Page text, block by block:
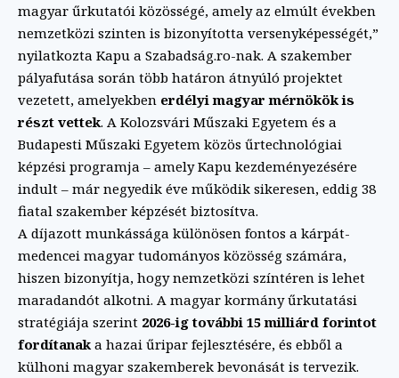
magyar űrkutatói közösségé, amely az elmúlt években
nemzetközi szinten is bizonyította versenyképességét,”
nyilatkozta Kapu a Szabadság.ro-nak. A szakember
pályafutása során több határon átnyúló projektet
vezetett, amelyekben erdélyi magyar mérnökök is
részt vettek. A Kolozsvári Műszaki Egyetem és a
Budapesti Műszaki Egyetem közös űrtechnológiai
képzési programja – amely Kapu kezdeményezésére
indult – már negyedik éve működik sikeresen, eddig 38
fiatal szakember képzését biztosítva.
A díjazott munkássága különösen fontos a kárpát-
medencei magyar tudományos közösség számára,
hiszen bizonyítja, hogy nemzetközi színtéren is lehet
maradandót alkotni. A magyar kormány űrkutatási
stratégiája szerint 2026-ig további 15 milliárd forintot
fordítanak a hazai űripar fejlesztésére, és ebből a
külhoni magyar szakemberek bevonását is tervezik.